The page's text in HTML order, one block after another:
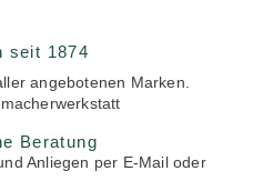
seit 1874
angebotenen Marken.
Beratung
Anliegen per E-Mail oder